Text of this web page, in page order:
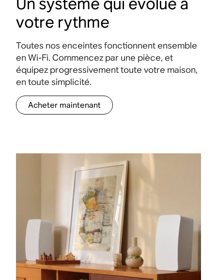
votre rythme
Toutes nos enceintes fonctionnent ensemble
en Wi-Fi. Commencez par une pièce, et
équipez progressivement toute votre maison,
en toute simplicité.
Acheter maintenant